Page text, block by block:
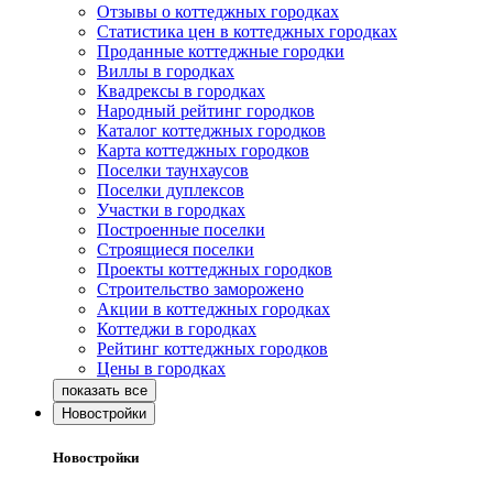
Отзывы о коттеджных городках
Статистика цен в коттеджных городках
Проданные коттеджные городки
Виллы в городках
Квадрексы в городках
Народный рейтинг городков
Каталог коттеджных городков
Карта коттеджных городков
Поселки таунхаусов
Поселки дуплексов
Участки в городках
Построенные поселки
Строящиеся поселки
Проекты коттеджных городков
Строительство заморожено
Акции в коттеджных городках
Коттеджи в городках
Рейтинг коттеджных городков
Цены в городках
Новостройки
Новостройки